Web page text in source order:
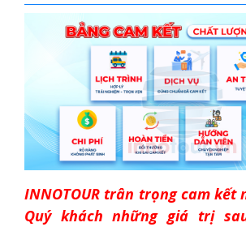
INNOTOUR trân trọng cam kết
Quý khách những giá trị